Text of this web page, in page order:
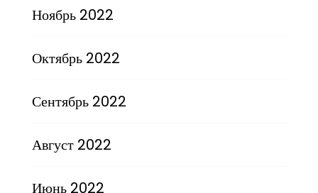
Ноябрь 2022
Октябрь 2022
Сентябрь 2022
Август 2022
Июнь 2022